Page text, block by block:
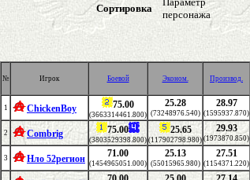
Сортировка
персонажа
№ Игрок Боевой Эконом. Производ.
1 ChickenBoy 75.00
(3663314461.800)
25.28
(73248976.540)
28.97
(1595937.870)
2 Combrig 75.00
(3803529398.800)
25.65
(117902798.980)
29.93
(1973870.850)
3 Нло 52регион 71.00
(1454965051.000)
25.13
(55015965.980)
27.51
(1154371.220)